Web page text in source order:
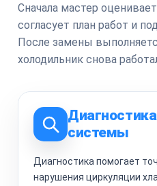
Сначала мастер
согласует план работ и
После замены
холодильник снова
системы
Диагностика помогает
нарушения циркуляции